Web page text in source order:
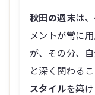
秋田の週末は
メントが常に
が、その分、
と深く関わる
スタイルを築